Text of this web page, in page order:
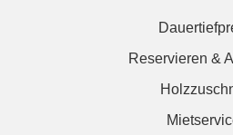
Reservieren &